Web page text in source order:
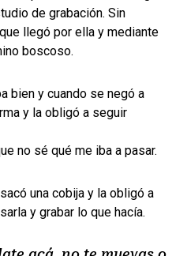
de grabación. Sin
llegó por ella y mediante
boscoso.
bien y cuando se negó a
y la obligó a seguir
no sé qué me iba a pasar.
una cobija y la obligó a
y grabar lo que hacía.